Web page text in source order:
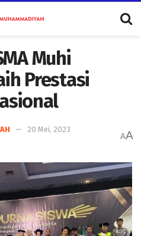
Muhi
Prestasi
20 Mei, 2023
AA